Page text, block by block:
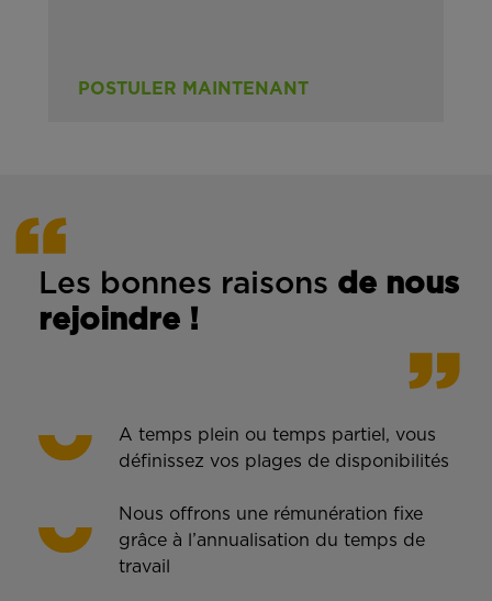
POSTULER MAINTENANT
Les bonnes raisons de nous
rejoindre !
A temps plein ou temps partiel, vous
définissez vos plages de disponibilités
Nous offrons une rémunération fixe
grâce à l’annualisation du temps de
travail